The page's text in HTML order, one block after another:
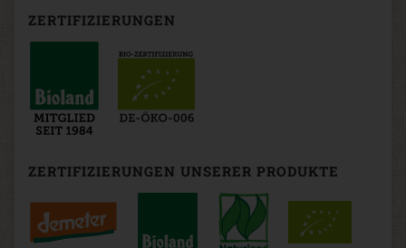
ZERTIFIZIERUNGEN
ZERTIFIZIERUNGEN UNSERER PRODUKTE